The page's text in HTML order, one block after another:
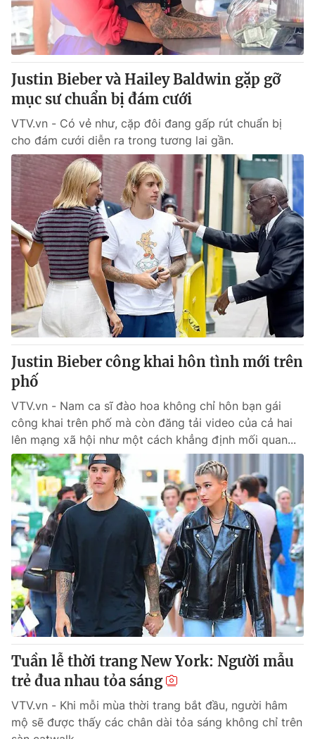
Justin Bieber và Hailey Baldwin gặp gỡ
mục sư chuẩn bị đám cưới
VTV.vn - Có vẻ như, cặp đôi đang gấp rút chuẩn bị
cho đám cưới diễn ra trong tương lai gần.
Justin Bieber công khai hôn tình mới trên
phố
VTV.vn - Nam ca sĩ đào hoa không chỉ hôn bạn gái
công khai trên phố mà còn đăng tải video của cả hai
lên mạng xã hội như một cách khẳng định mối quan...
Tuần lễ thời trang New York: Người mẫu
trẻ đua nhau tỏa sáng
VTV.vn - Khi mỗi mùa thời trang bắt đầu, người hâm
mộ sẽ được thấy các chân dài tỏa sáng không chỉ trên